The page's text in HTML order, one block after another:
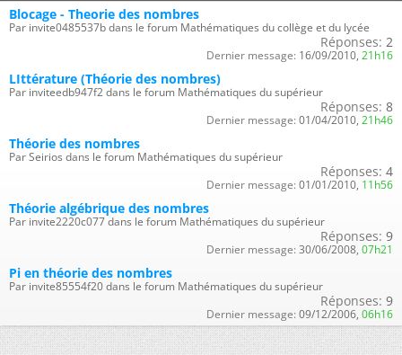
Blocage - Theorie des nombres
Par invite0485537b dans le forum Mathématiques du collège et du lycée
Réponses: 2
Dernier message: 16/09/2010, 21h16
LIttérature (Théorie des nombres)
Par inviteedb947f2 dans le forum Mathématiques du supérieur
Réponses: 8
Dernier message: 01/04/2010, 21h46
Théorie des nombres
Par Seirios dans le forum Mathématiques du supérieur
Réponses: 4
Dernier message: 01/01/2010, 11h56
Théorie algébrique des nombres
Par invite2220c077 dans le forum Mathématiques du supérieur
Réponses: 9
Dernier message: 30/06/2008, 07h21
Pi en théorie des nombres
Par invite85554f20 dans le forum Mathématiques du supérieur
Réponses: 9
Dernier message: 09/12/2006, 06h16